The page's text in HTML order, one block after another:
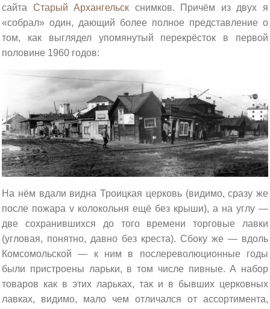
сайта Старый Архангельск снимков. Причём из двух я
«собрал» один, дающий более полное представление о
том, как выглядел упомянутый перекрёсток в первой
половине 1960 годов:
На нём вдали видна Троицкая церковь (видимо, сразу же
после пожара v колокольня ещё без крыши), а на углу —
две сохранившихся до того времени торговые лавки
(угловая, понятно, давно без креста). Сбоку же — вдоль
Комсомольской — к ним в послереволюционные годы
были пристроены ларьки, в том числе пивные. А набор
товаров как в этих ларьках, так и в бывших церковных
лавках, видимо, мало чем отличался от ассортимента,